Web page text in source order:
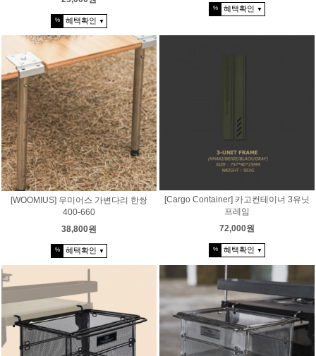
% 혜택확인 ▼
% 혜택확인 ▼
[WOOMIUS] 우미어스 가변다리 한쌍
400-660
38,800원
% 혜택확인 ▼
[Cargo Container] 카고컨테이너 3유닛
프레임
72,000원
% 혜택확인 ▼